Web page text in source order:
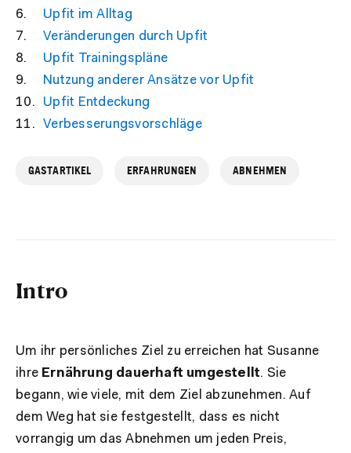
Upfit im Alltag
Veränderungen durch Upfit
Upfit Trainingspläne
Nutzung anderer Ansätze vor Upfit
Upfit Entdeckung
Verbesserungsvorschläge
GASTARTIKEL ERFAHRUNGEN ABNEHMEN
Intro
Um ihr persönliches Ziel zu erreichen hat Susanne
ihre Ernährung dauerhaft umgestellt. Sie
begann, wie viele, mit dem Ziel abzunehmen. Auf
dem Weg hat sie festgestellt, dass es nicht
vorrangig um das Abnehmen um jeden Preis,